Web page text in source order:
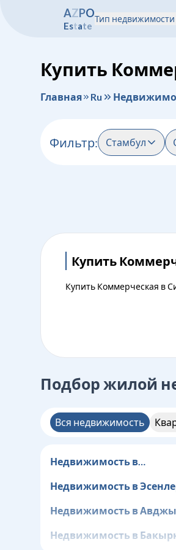
Тип недвижимости
AZPO
Estate
Купить
Главная Ru
Фильтр: Стамбул
Купить
Купить Коммерческая в
Подбор жилой
Вся недвижимость
Недвижимость в
Недвижимость в
Недвижимость в
Недвижимость в